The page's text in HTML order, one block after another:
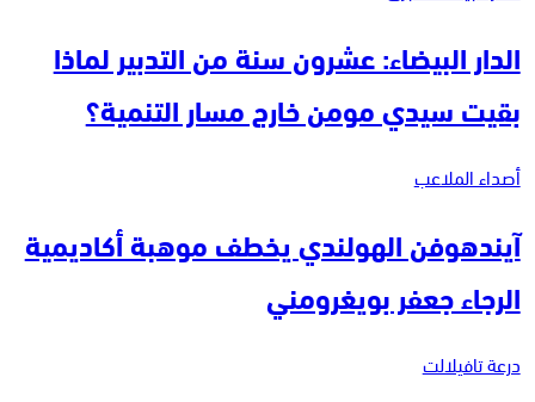
الدار البيضاء: عشرون سنة من التدبير لماذا
بقيت سيدي مومن خارج مسار التنمية؟
أصداء الملاعب
آيندهوفن الهولندي يخطف موهبة أكاديمية
الرجاء جعفر بويغرومني
درعة تافيلالت